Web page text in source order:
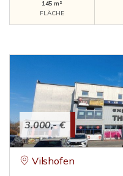
145 m²
FLÄCHE
3.000,- €
Vilshofen